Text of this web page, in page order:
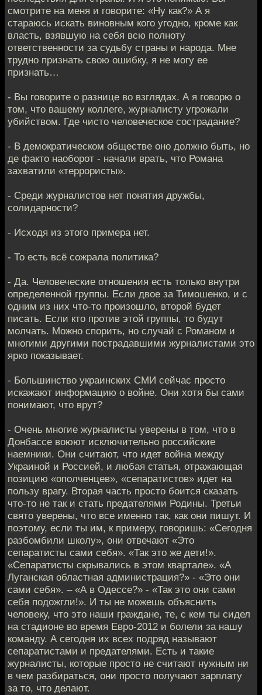
смотрите на меня и говорите: «Ну как?» А я
стараюсь искать виновным кого угодно, кроме как
власть, взявшую на себя всю полноту
ответственности за судьбу страны и народа. Мне
трудно признать свою ошибку, я не могу ее
признать…
- Вы говорите о разнице во взглядах. А я говорю о
том, что вашему коллеге, журналисту угрожали
убийством. Где чисто человеческое сострадание?
- В демократическом обществе оно должно быть, но
де факто наоборот - начали врать, что Романа
захватили «террористы».
- Среди журналистов нет понятия дружбы,
солидарности?
- Исходя из этого примера нет.
- То есть всё сожрала политика?
- Да. Человеческие отношения есть только внутри
определенной группы. Если двое за Тимошенко, и с
одним из них что-то произошло, второй будет
писать. Если кто против этой группы, то будут
молчать. Можно спорить, но случай с Романом и
многими другими пострадавшими журналистами это
ярко показывает.
- Большинство украинских СМИ сейчас просто
искажают информацию о войне. Они хотя бы сами
понимают, что врут?
- Очень многие журналисты уверены в том, что в
Донбассе воюют исключительно российские
наемники. Они считают, что идет война между
Украиной и Россией, и любая статья, отражающая
позицию «ополченцев», «сепаратистов» идет на
пользу врагу. Вторая часть просто боится сказать
что-то не так и стать предателями Родины. Третьи
свято уверены, что все именно так, как они пишут. И
поэтому, если ты им, к примеру, говоришь: «Сегодня
разбомбили школу», они отвечают «Это
сепаратисты сами себя». «Так это же дети!».
«Сепаратисты скрывались в этом квартале». «А
Луганская областная администрация?» - «Это они
сами себя». – «А в Одессе?» - «Так это они сами
себя подожгли!». И ты не можешь объяснить
человеку, что это наши граждане, те, с кем ты сидел
на стадионе во время Евро-2012 и болели за нашу
команду. А сегодня их всех подряд называют
сепаратистами и предателями. Есть и такие
журналисты, которые просто не считают нужным ни
в чем разбираться, они просто получают зарплату
за то, что делают.